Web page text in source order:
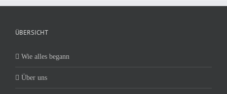
ÜBERSICHT
Wie alles begann
Über uns